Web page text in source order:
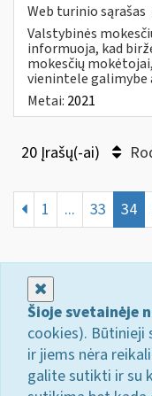
Web turinio sąrašas
Valstybinės
informuoja, kad
mokesčių
vienintele galimybe
Metai: 2021
20 Įrašų(-ai)
1 ... 33 34
Šioje svetainėje
cookies).
ir jiems nėra
galite sutikti ir su